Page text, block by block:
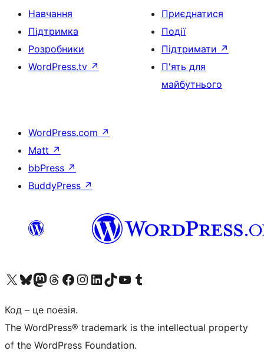
Навчання
Підтримка
Розробники
WordPress.tv ↗
Приєднатися
Події
Підтримати ↗
П'ять для
майбутнього
WordPress.com ↗
Matt ↗
bbPress ↗
BuddyPress ↗
Visit our X (formerly Twitter) account
Visit our Bluesky account
Завітайте до нашої стрічки в Mastodon
Visit our Threads account
Завітайте на нашу сторінку в Facebook
Visit our Instagram account
Visit our LinkedIn account
Visit our TikTok account
Visit our YouTube channel
Visit our Tumblr account
Код – це поезія.
The WordPress® trademark is the intellectual property
of the WordPress Foundation.